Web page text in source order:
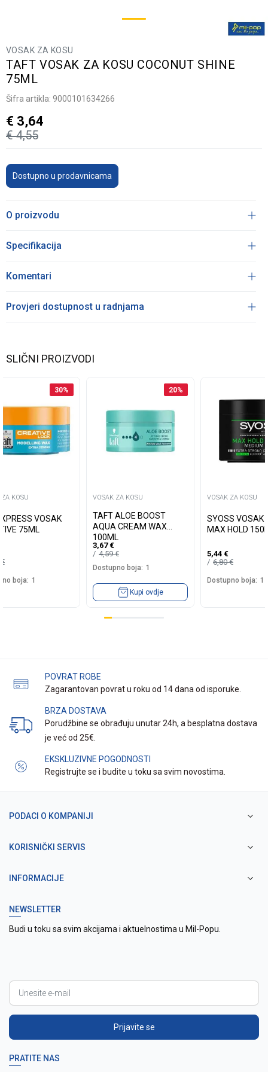
VOSAK ZA KOSU
TAFT VOSAK ZA KOSU COCONUT SHINE
75ML
Šifra artikla: 9000101634266
€ 4,55
€ 3,64
Dostupno u prodavnicama
O proizvodu
Specifikacija
Komentari
Provjeri dostupnost u radnjama
SLIČNI PROIZVODI
30%
KOSU
VOSAK
75ML
€
boja: 1
20%
VOSAK ZA KOSU
TAFT ALOE BOOST
AQUA CREAM WAX
100ML
3,67 €
4,59€
Dostupno boja: 1
Kupi ovdje
VOSAK ZA KOSU
SYOSS VOSAK
MAX HOLD
5,44 €
6,80€
Dostupno boja: 1
POVRAT ROBE
Zagarantovan povrat u roku od 14 dana od isporuke.
BRZA DOSTAVA
Porudžbine se obrađuju unutar 24h, a besplatna dostava
je već od 25€.
EKSKLUZIVNE POGODNOSTI
Registrujte se i budite u toku sa svim novostima.
PODACI O KOMPANIJI
KORISNIČKI SERVIS
INFORMACIJE
NEWSLETTER
Budi u toku sa svim akcijama i aktuelnostima u Mil-Popu.
Prijavite se
PRATITE NAS